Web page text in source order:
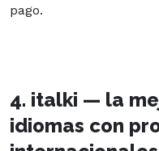
pago.
4. italki — la
idiomas con